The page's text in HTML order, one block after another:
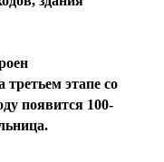
этапе со
появится 100-